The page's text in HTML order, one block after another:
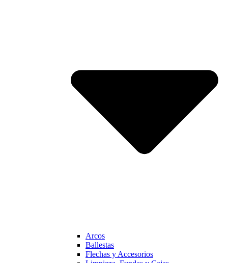
Arcos
Ballestas
Flechas y Accesorios